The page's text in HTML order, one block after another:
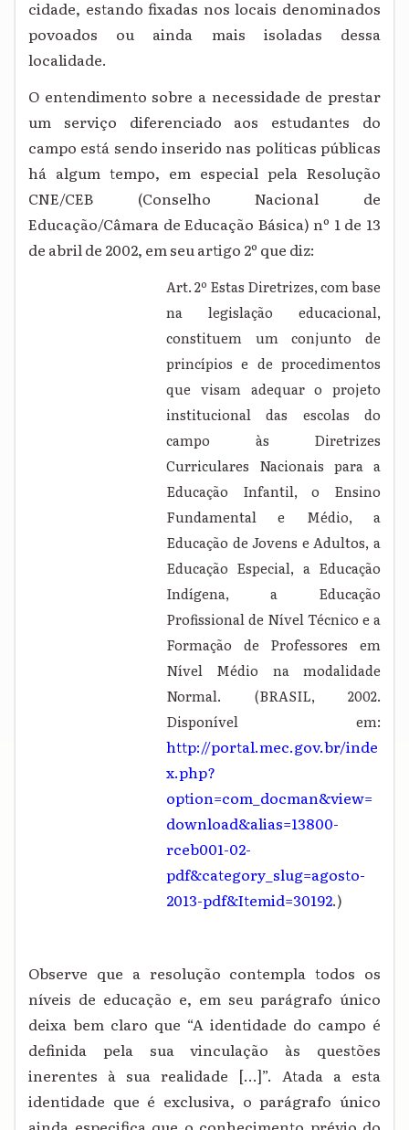
cidade, estando fixadas nos locais denominados
povoados ou ainda mais isoladas dessa
localidade.
O entendimento sobre a necessidade de prestar
um serviço diferenciado aos estudantes do
campo está sendo inserido nas políticas públicas
há algum tempo, em especial pela Resolução
CNE/CEB (Conselho Nacional de
Educação/Câmara de Educação Básica) nº 1 de 13
de abril de 2002, em seu artigo 2º que diz:
Art. 2º Estas Diretrizes, com base
na legislação educacional,
constituem um conjunto de
princípios e de procedimentos
que visam adequar o projeto
institucional das escolas do
campo às Diretrizes
Curriculares Nacionais para a
Educação Infantil, o Ensino
Fundamental e Médio, a
Educação de Jovens e Adultos, a
Educação Especial, a Educação
Indígena, a Educação
Profissional de Nível Técnico e a
Formação de Professores em
Nível Médio na modalidade
Normal. (BRASIL, 2002.
Disponível em:
http://portal.mec.gov.br/inde
x.php?
option=com_docman&view=
download&alias=13800-
rceb001-02-
pdf&category_slug=agosto-
2013-pdf&Itemid=30192.)
Observe que a resolução contempla todos os
níveis de educação e, em seu parágrafo único
deixa bem claro que “A identidade do campo é
definida pela sua vinculação às questões
inerentes à sua realidade [...]”. Atada a esta
identidade que é exclusiva, o parágrafo único